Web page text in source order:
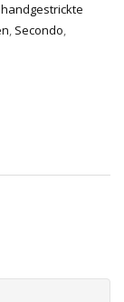
handgestrickte
, Secondo,